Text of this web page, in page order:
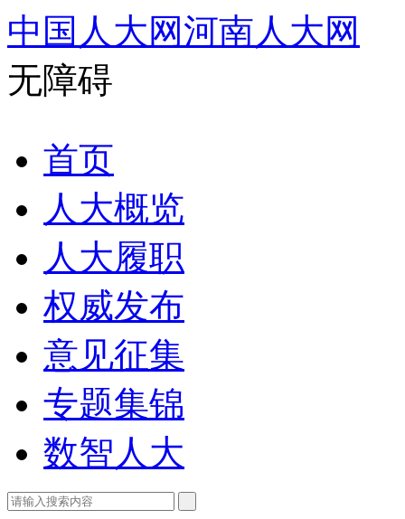
中国人大网河南人大网
无障碍
首页
人大概览
人大履职
权威发布
意见征集
专题集锦
数智人大